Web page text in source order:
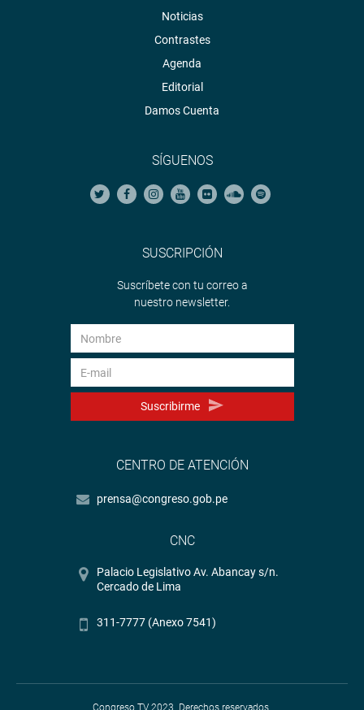
Noticias
Contrastes
Agenda
Editorial
Damos Cuenta
SÍGUENOS
SUSCRIPCIÓN
Suscríbete con tu correo a
nuestro newsletter.
Suscribirme
CENTRO DE ATENCIÓN
prensa@congreso.gob.pe
CNC
Palacio Legislativo Av. Abancay s/n.
Cercado de Lima
311-7777 (Anexo 7541)
Congreso TV 2023. Derechos reservados.